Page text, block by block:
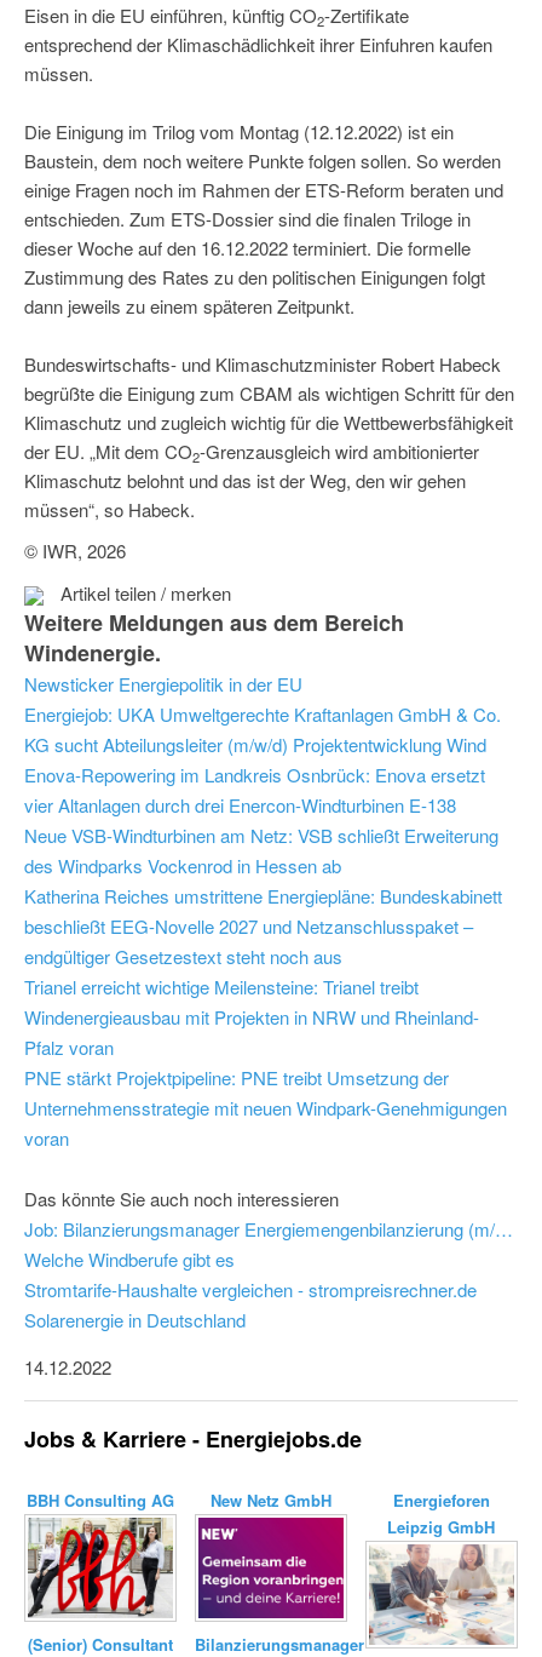
Eisen in die EU einführen, künftig CO2-Zertifikate
entsprechend der Klimaschädlichkeit ihrer Einfuhren kaufen
müssen.
Die Einigung im Trilog vom Montag (12.12.2022) ist ein
Baustein, dem noch weitere Punkte folgen sollen. So werden
einige Fragen noch im Rahmen der ETS-Reform beraten und
entschieden. Zum ETS-Dossier sind die finalen Triloge in
dieser Woche auf den 16.12.2022 terminiert. Die formelle
Zustimmung des Rates zu den politischen Einigungen folgt
dann jeweils zu einem späteren Zeitpunkt.
Bundeswirtschafts- und Klimaschutzminister Robert Habeck
begrüßte die Einigung zum CBAM als wichtigen Schritt für den
Klimaschutz und zugleich wichtig für die Wettbewerbsfähigkeit
der EU. „Mit dem CO2-Grenzausgleich wird ambitionierter
Klimaschutz belohnt und das ist der Weg, den wir gehen
müssen“, so Habeck.
© IWR, 2026
Artikel teilen / merken
Weitere Meldungen aus dem Bereich
Windenergie.
Newsticker Energiepolitik in der EU
Energiejob: UKA Umweltgerechte Kraftanlagen GmbH & Co.
KG sucht Abteilungsleiter (m/w/d) Projektentwicklung Wind
Enova-Repowering im Landkreis Osnbrück: Enova ersetzt
vier Altanlagen durch drei Enercon-Windturbinen E-138
Neue VSB-Windturbinen am Netz: VSB schließt Erweiterung
des Windparks Vockenrod in Hessen ab
Katherina Reiches umstrittene Energiepläne: Bundeskabinett
beschließt EEG-Novelle 2027 und Netzanschlusspaket –
endgültiger Gesetzestext steht noch aus
Trianel erreicht wichtige Meilensteine: Trianel treibt
Windenergieausbau mit Projekten in NRW und Rheinland-
Pfalz voran
PNE stärkt Projektpipeline: PNE treibt Umsetzung der
Unternehmensstrategie mit neuen Windpark-Genehmigungen
voran
Das könnte Sie auch noch interessieren
Job: Bilanzierungsmanager Energiemengenbilanzierung (m/w/d) - New Netz GmbH
Welche Windberufe gibt es
Stromtarife-Haushalte vergleichen - strompreisrechner.de
Solarenergie in Deutschland
14.12.2022
Jobs & Karriere - Energiejobs.de
BBH Consulting AG
(Senior) Consultant
New Netz GmbH
Bilanzierungsmanager
Energieforen
Leipzig GmbH